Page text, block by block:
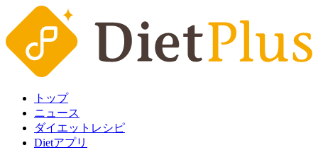
トップ
ニュース
ダイエットレシピ
Dietアプリ